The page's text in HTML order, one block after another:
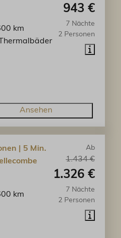
943 €
7 Nächte
2 Personen
km
Ansehen
Ab
1.434 €
1.326 €
7 Nächte
2 Personen
| 5 Min.
km